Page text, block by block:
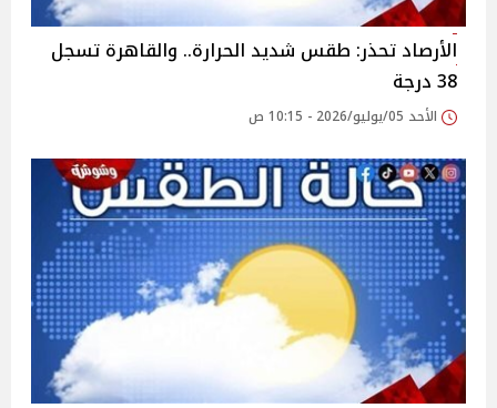
الأرصاد تحذر: طقس شديد الحرارة.. والقاهرة تسجل
38 درجة
الأحد 05/يوليو/2026 - 10:15 ص